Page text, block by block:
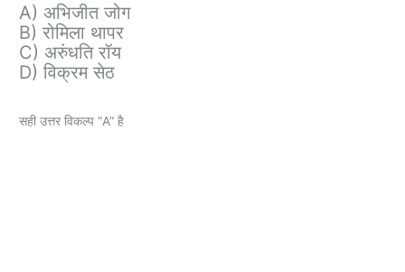
A) अभिजीत जोग
B) रोमिला थापर
C) अरुंधति रॉय
D) विक्रम सेठ
सही उत्तर विकल्प “A” है